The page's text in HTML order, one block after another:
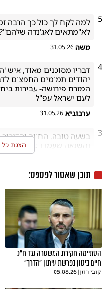
5
לא"מתאים לאג'נדה
משה 31.05.26
4
לעם ישראל עפ"ל
ערבוביא 31.05.26
3
והשנאה שעמדו מאחורי הצגת כל
תוכן שאסור לפספס:
הסתיימה חקירת המשטרה נגד ח"כ
חיים ביטון בפרשת עיתון "הדרך"
קובי רוזן|
05.08.26